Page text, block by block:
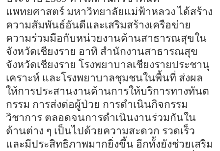
แพทยศาสตร์ มหาวิทยาลัยแม่ฟ้าหลวง ได้สร้าง
ความสัมพันธ์อันดีและเสริมสร้างเครือข่าย
ความร่วมมือกับหน่วยงานด้านสาธารณสุขใน
จังหวัดเชียงราย อาทิ สำนักงานสาธารณสุข
จังหวัดเชียงราย โรงพยาบาลเชียงรายประชานุ
เคราะห์ และโรงพยาบาลชุมชนในพื้นที่ ส่งผล
ให้การประสานงานด้านการให้บริการทางทันต
กรรม การส่งต่อผู้ป่วย การดำเนินกิจกรรม
วิชาการ ตลอดจนการดำเนินงานร่วมกันใน
ด้านต่าง ๆ เป็นไปด้วยความสะดวก รวดเร็ว
และมีประสิทธิภาพมากยิ่งขึ้น อีกทั้งยังช่วยเสริม